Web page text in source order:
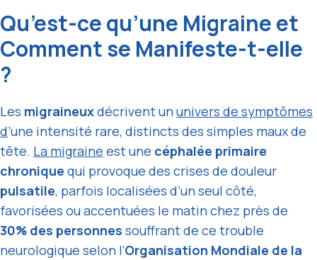
Qu’est-ce qu’une Migraine et
Comment se Manifeste-t-elle
?
Les migraineuxdécrivent ununivers de symptômes
d’une intensité rare, distincts des simples maux de
tête. La migraine est une céphalée primaire
chronique qui provoque des crises de douleur
pulsatile, parfois localisées d’un seul côté,
favorisées ou accentuées le matin chez près de
30% des personnes souffrant de ce trouble
neurologique selon l’Organisation Mondiale de la